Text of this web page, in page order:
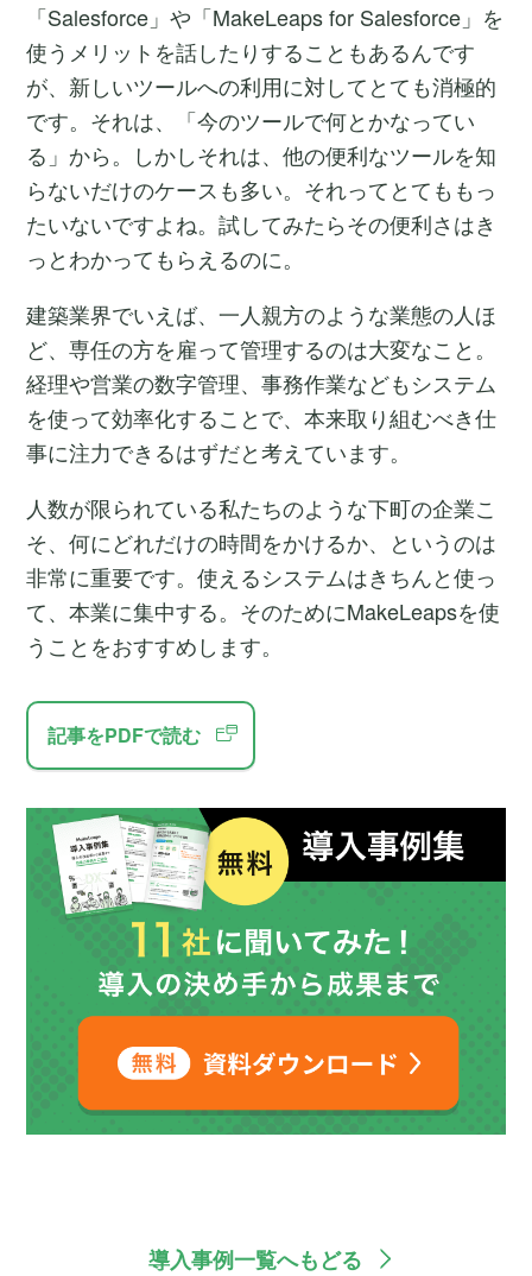
「Salesforce」や「MakeLeaps for Salesforce」を
使うメリットを話したりすることもあるんです
が、新しいツールへの利用に対してとても消極的
です。それは、「今のツールで何とかなってい
る」から。しかしそれは、他の便利なツールを知
らないだけのケースも多い。それってとてももっ
たいないですよね。試してみたらその便利さはき
っとわかってもらえるのに。
建築業界でいえば、一人親方のような業態の人ほ
ど、専任の方を雇って管理するのは大変なこと。
経理や営業の数字管理、事務作業などもシステム
を使って効率化することで、本来取り組むべき仕
事に注力できるはずだと考えています。
人数が限られている私たちのような下町の企業こ
そ、何にどれだけの時間をかけるか、というのは
非常に重要です。使えるシステムはきちんと使っ
て、本業に集中する。そのためにMakeLeapsを使
うことをおすすめします。
記事をPDFで読む
導入事例一覧へもどる